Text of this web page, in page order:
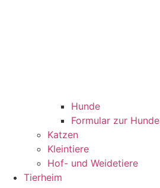
Hunde
Formular zur
Katzen
Kleintiere
Hof- und Weidetiere
Tierheim